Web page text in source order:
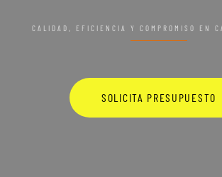
CALIDAD, EFICIENCIA Y COMPROMISO EN
SOLICITA PRESUPUESTO